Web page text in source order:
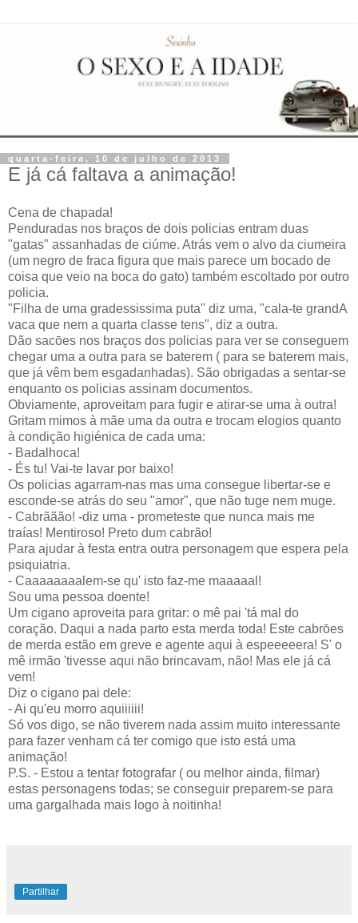
quarta-feira, 10 de julho de 2013
E já cá faltava a animação!
Cena de chapada!
Penduradas nos braços de dois policias entram duas
"gatas" assanhadas de ciúme. Atrás vem o alvo da ciumeira
(um negro de fraca figura que mais parece um bocado de
coisa que veio na boca do gato) também escoltado por outro
policia.
"Filha de uma gradessissima puta" diz uma, "cala-te grandA
vaca que nem a quarta classe tens", diz a outra.
Dão sacōes nos braços dos policias para ver se conseguem
chegar uma a outra para se baterem ( para se baterem mais,
que já vêm bem esgadanhadas). São obrigadas a sentar-se
enquanto os policias assinam documentos.
Obviamente, aproveitam para fugir e atirar-se uma à outra!
Gritam mimos à mãe uma da outra e trocam elogios quanto
à condição higiénica de cada uma:
- Badalhoca!
- És tu! Vai-te lavar por baixo!
Os policias agarram-nas mas uma consegue libertar-se e
esconde-se atrás do seu "amor", que não tuge nem muge.
- Cabrããão! -diz uma - prometeste que nunca mais me
traías! Mentiroso! Preto dum cabrão!
Para ajudar à festa entra outra personagem que espera pela
psiquiatria.
- Caaaaaaaalem-se qu' isto faz-me maaaaal!
Sou uma pessoa doente!
Um cigano aproveita para gritar: o mê pai 'tá mal do
coração. Daqui a nada parto esta merda toda! Este cabrōes
de merda estão em greve e agente aqui à espeeeeera! S' o
mê irmão 'tivesse aqui não brincavam, não! Mas ele já cá
vem!
Diz o cigano pai dele:
- Ai qu'eu morro aquiiiiii!
Só vos digo, se não tiverem nada assim muito interessante
para fazer venham cá ter comigo que isto está uma
animação!
P.S. - Estou a tentar fotografar ( ou melhor ainda, filmar)
estas personagens todas; se conseguir preparem-se para
uma gargalhada mais logo à noitinha!
Partilhar